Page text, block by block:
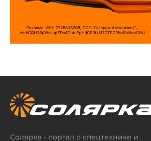
Солярка - портал о спецтехнике и